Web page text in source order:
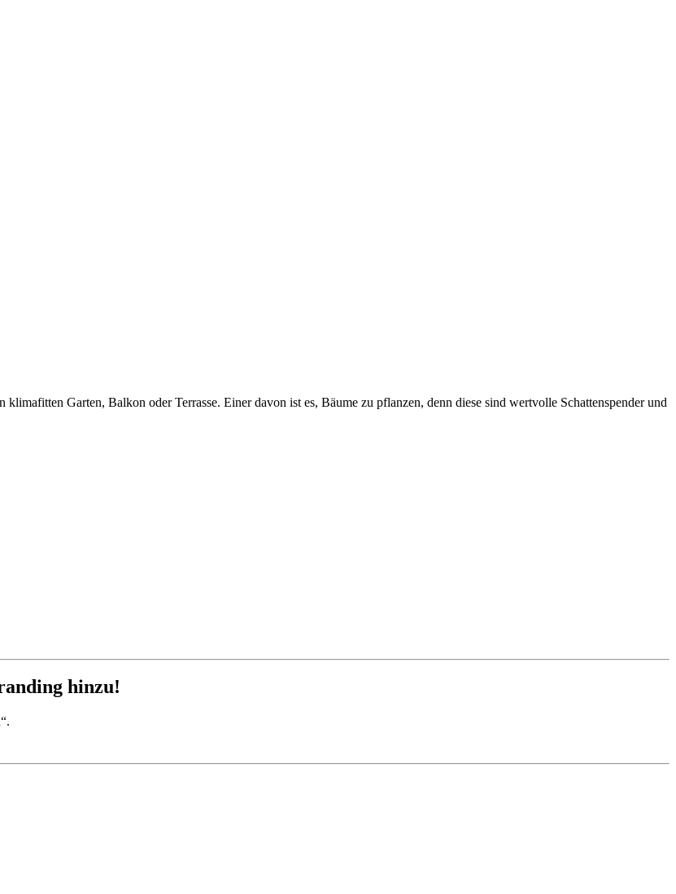
Garten, Balkon oder Terrasse. Einer davon ist es, Bäume zu pflanzen, denn diese sind wertvolle Schattenspender und
hinzu!